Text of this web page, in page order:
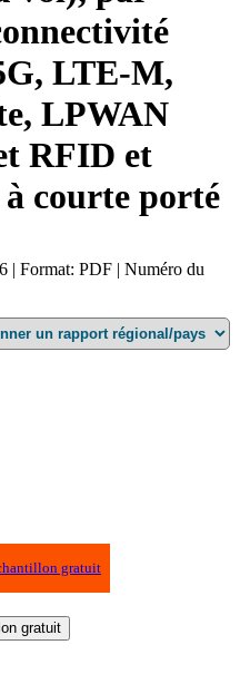
LTE-M,
LPWAN
RFID et
courte porté
| Format: PDF | Numéro du
gratuit
gratuit